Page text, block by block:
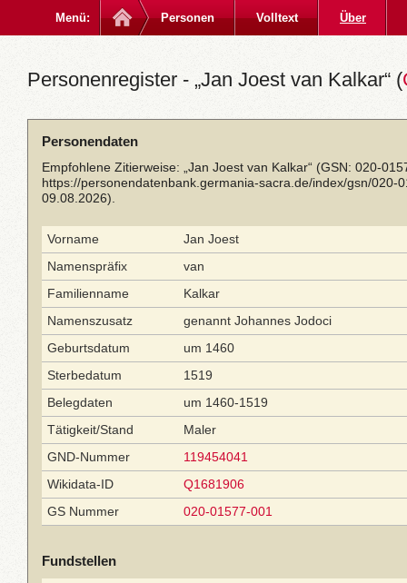
Menü: Personen Volltext Über
Personenregister - „Jan Joest van Kalkar“ (
Personendaten
Empfohlene Zitierweise: „Jan Joest van Kalkar“ (GSN: 020-
https://personendatenbank.germania-sacra.de/index/gsn/020-
09.08.2026).
Vorname
Jan Joest
Namenspräfix
van
Familienname
Kalkar
Namenszusatz
genannt Johannes Jodoci
Geburtsdatum
um 1460
Sterbedatum
1519
Belegdaten
um 1460-1519
Tätigkeit/Stand
Maler
GND-Nummer
119454041
Wikidata-ID
Q1681906
GS Nummer
020-01577-001
Fundstellen